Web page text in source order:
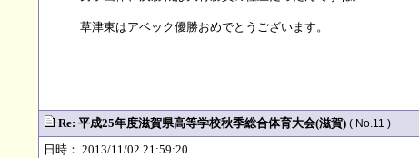
草津東はアベック優勝おめでとうございます。
Re: 平成25年度滋賀県高等学校秋季総合体育大会(滋賀) ( No.11 )
日時： 2013/11/02 21:59:20